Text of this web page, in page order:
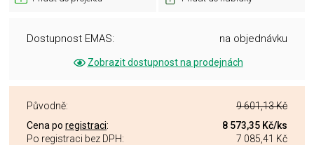
Dostupnost EMAS: na objednávku
Zobrazit dostupnost na prodejnách
Původně:
9 601,13 Kč
Cena po registraci: 8 573,35 Kč/ks
Po registraci bez DPH:
7 085,41 Kč